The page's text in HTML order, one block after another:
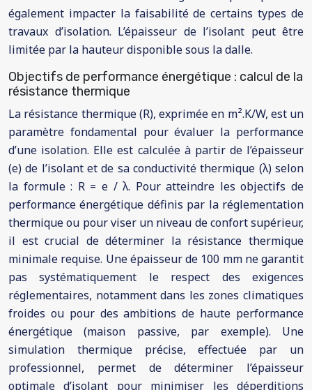
également impacter la faisabilité de certains types de
travaux d’isolation. L’épaisseur de l’isolant peut être
limitée par la hauteur disponible sous la dalle.
Objectifs de performance énergétique : calcul de la
résistance thermique
La résistance thermique (R), exprimée en m².K/W, est un
paramètre fondamental pour évaluer la performance
d’une isolation. Elle est calculée à partir de l’épaisseur
(e) de l’isolant et de sa conductivité thermique (λ) selon
la formule : R = e / λ. Pour atteindre les objectifs de
performance énergétique définis par la réglementation
thermique ou pour viser un niveau de confort supérieur,
il est crucial de déterminer la résistance thermique
minimale requise. Une épaisseur de 100 mm ne garantit
pas systématiquement le respect des exigences
réglementaires, notamment dans les zones climatiques
froides ou pour des ambitions de haute performance
énergétique (maison passive, par exemple). Une
simulation thermique précise, effectuée par un
professionnel, permet de déterminer l’épaisseur
optimale d’isolant pour minimiser les déperditions